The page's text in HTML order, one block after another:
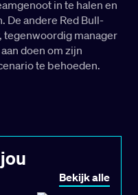
in te halen en
De andere Red Bull-
tegenwoordig manager
doen om zijn
te behoeden.
Bekijk alle